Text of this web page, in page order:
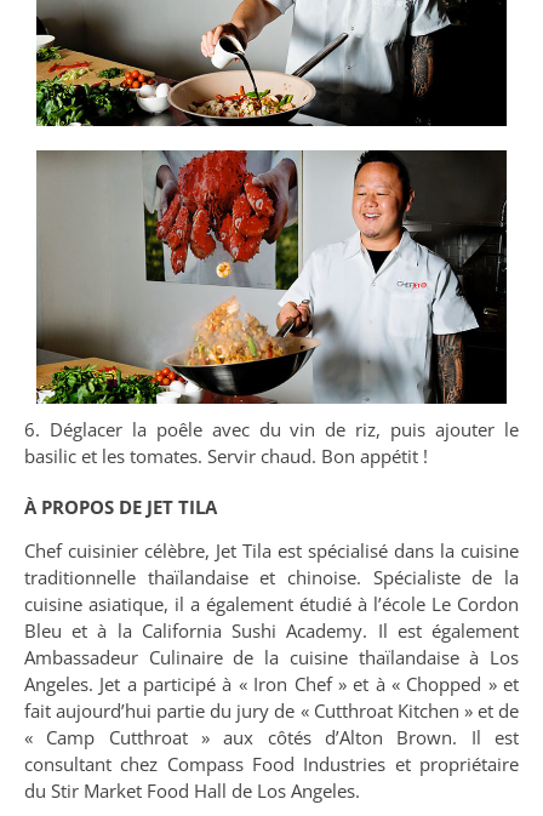
6. Déglacer la poêle avec du vin de riz, puis ajouter le
basilic et les tomates. Servir chaud. Bon appétit !
À PROPOS DE JET TILA
Chef cuisinier célèbre, Jet Tila est spécialisé dans la cuisine
traditionnelle thaïlandaise et chinoise. Spécialiste de la
cuisine asiatique, il a également étudié à l’école Le Cordon
Bleu et à la California Sushi Academy. Il est également
Ambassadeur Culinaire de la cuisine thaïlandaise à Los
Angeles. Jet a participé à « Iron Chef » et à « Chopped » et
fait aujourd’hui partie du jury de « Cutthroat Kitchen » et de
« Camp Cutthroat » aux côtés d’Alton Brown. Il est
consultant chez Compass Food Industries et propriétaire
du Stir Market Food Hall de Los Angeles.